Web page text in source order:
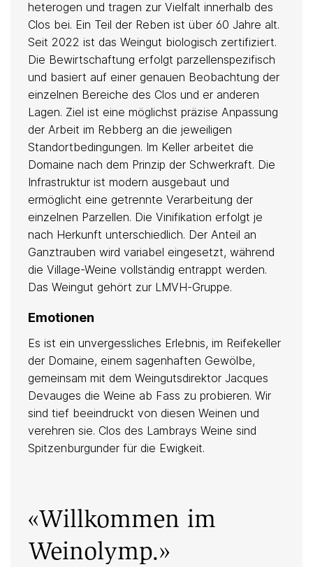
heterogen und tragen zur Vielfalt innerhalb des
Clos bei. Ein Teil der Reben ist über 60 Jahre alt.
Seit 2022 ist das Weingut biologisch zertifiziert.
Die Bewirtschaftung erfolgt parzellenspezifisch
und basiert auf einer genauen Beobachtung der
einzelnen Bereiche des Clos und er anderen
Lagen. Ziel ist eine möglichst präzise Anpassung
der Arbeit im Rebberg an die jeweiligen
Standortbedingungen. Im Keller arbeitet die
Domaine nach dem Prinzip der Schwerkraft. Die
Infrastruktur ist modern ausgebaut und
ermöglicht eine getrennte Verarbeitung der
einzelnen Parzellen. Die Vinifikation erfolgt je
nach Herkunft unterschiedlich. Der Anteil an
Ganztrauben wird variabel eingesetzt, während
die Village-Weine vollständig entrappt werden.
Das Weingut gehört zur LMVH-Gruppe.
Emotionen
Es ist ein unvergessliches Erlebnis, im Reifekeller
der Domaine, einem sagenhaften Gewölbe,
gemeinsam mit dem Weingutsdirektor Jacques
Devauges die Weine ab Fass zu probieren. Wir
sind tief beeindruckt von diesen Weinen und
verehren sie. Clos des Lambrays Weine sind
Spitzenburgunder für die Ewigkeit.
«Willkommen im
Weinolymp.»